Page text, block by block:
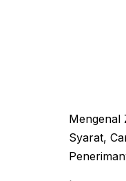
Mengenal
Syarat,